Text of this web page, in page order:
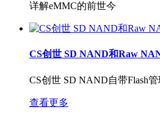
详解eMMC的前世今
CS创世 SD NAND和Raw
CS创世 SD NAND自带Flash
查看更多